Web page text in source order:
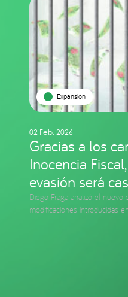
Expansion
02 Feb. 2026
Gracias a los
Inocencia
evasión será
Diego Fraga analizó el
modificaciones introducidas